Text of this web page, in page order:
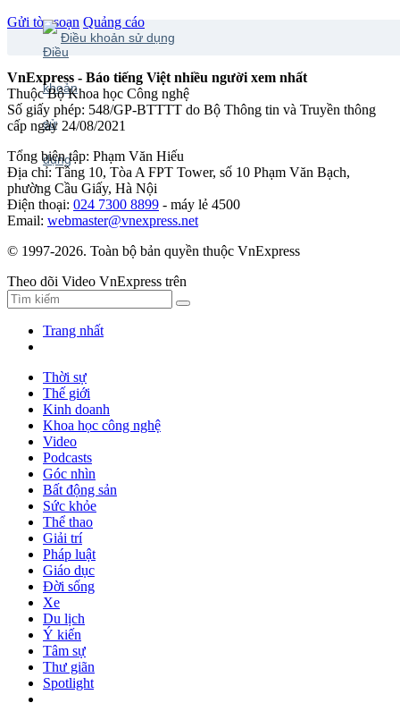
Gửi tòa soạn Quảng cáo
Điều khoản sử dụng
VnExpress - Báo tiếng Việt nhiều người xem nhất
Thuộc Bộ Khoa học Công nghệ
Số giấy phép: 548/GP-BTTTT do Bộ Thông tin và Truyền thông
cấp ngày 24/08/2021
Tổng biên tập: Phạm Văn Hiếu
Địa chỉ: Tầng 10, Tòa A FPT Tower, số 10 Phạm Văn Bạch,
phường Cầu Giấy, Hà Nội
Điện thoại: 024 7300 8899 - máy lẻ 4500
Email: webmaster@vnexpress.net
© 1997-2026. Toàn bộ bản quyền thuộc VnExpress
Theo dõi Video VnExpress trên
Trang nhất
Thời sự
Thế giới
Kinh doanh
Khoa học công nghệ
Video
Podcasts
Góc nhìn
Bất động sản
Sức khỏe
Thể thao
Giải trí
Pháp luật
Giáo dục
Đời sống
Xe
Du lịch
Ý kiến
Tâm sự
Thư giãn
Spotlight